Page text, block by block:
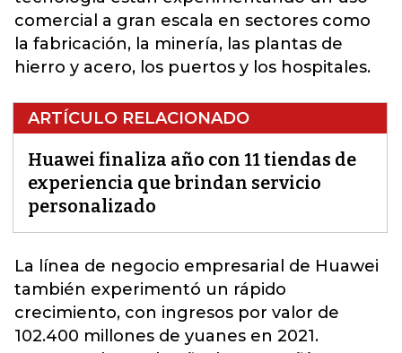
comercial a gran escala en sectores como
la fabricación, la minería, las plantas de
hierro y acero, los puertos y los hospitales.
ARTÍCULO RELACIONADO
Huawei finaliza año con 11 tiendas de
experiencia que brindan servicio
personalizado
La línea de negocio empresarial de Huawei
también experimentó un rápido
crecimiento, con ingresos por valor de
102.400 millones de yuanes en 2021.